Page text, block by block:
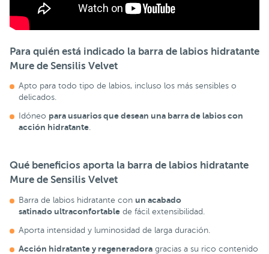
Para quién está indicado la barra de labios hidratante
Mure de Sensilis Velvet
Apto para todo tipo de labios, incluso los más sensibles o
delicados.
Idóneo para usuarios que desean una barra de labios con
acción hidratante.
Qué beneficios aporta la barra de labios hidratante
Mure de Sensilis Velvet
Barra de labios hidratante con un acabado
satinado ultraconfortable de fácil extensibilidad.
Aporta intensidad y luminosidad de larga duración.
Acción hidratante y regeneradora gracias a su rico contenido